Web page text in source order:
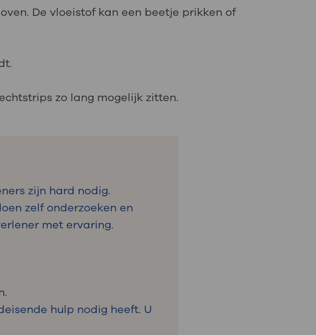
De vloeistof kan een beetje prikken of
zo lang mogelijk zitten.
zijn hard nodig.
zelf onderzoeken en
met ervaring.
hulp nodig heeft. U